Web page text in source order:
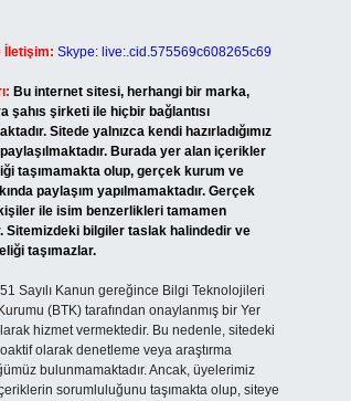
İletişim: Skype: live:.cid.575569c608265c69
Bu internet sitesi, herhangi bir marka,
şahıs şirketi ile hiçbir bağlantısı
Sitede yalnızca kendi hazırladığımız
Burada yer alan içerikler
taşımamakta olup, gerçek kurum ve
paylaşım yapılmamaktadır. Gerçek
ile isim benzerlikleri tamamen
Sitemizdeki bilgiler taslak halindedir ve
taşımazlar.
Sayılı Kanun gereğince Bilgi Teknolojileri
(BTK) tarafından onaylanmış bir Yer
hizmet vermektedir. Bu nedenle, sitedeki
olarak denetleme veya araştırma
bulunmamaktadır. Ancak, üyelerimiz
sorumluluğunu taşımakta olup, siteye